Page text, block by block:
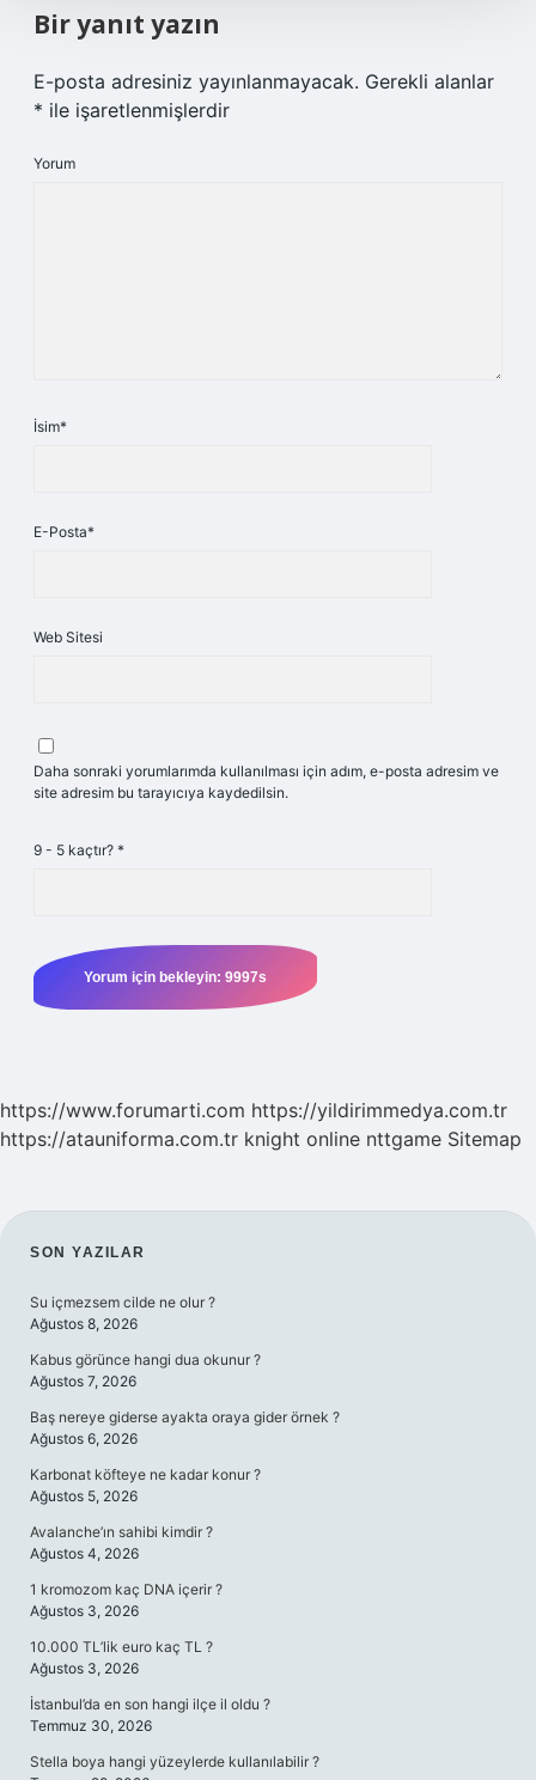
Bir yanıt yazın
E-posta adresiniz yayınlanmayacak. Gerekli alanlar
* ile işaretlenmişlerdir
Yorum
İsim*
E-Posta*
Web Sitesi
Daha sonraki yorumlarımda kullanılması için adım, e-posta adresim ve
site adresim bu tarayıcıya kaydedilsin.
9 - 5 kaçtır? *
https://www.forumarti.com https://yildirimmedya.com.tr
https://atauniforma.com.tr knight online nttgame Sitemap
SIDEBAR
SON YAZILAR
Su içmezsem cilde ne olur ?
Ağustos 8, 2026
Kabus görünce hangi dua okunur ?
Ağustos 7, 2026
Baş nereye giderse ayakta oraya gider örnek ?
Ağustos 6, 2026
Karbonat köfteye ne kadar konur ?
Ağustos 5, 2026
Avalanche’ın sahibi kimdir ?
Ağustos 4, 2026
1 kromozom kaç DNA içerir ?
Ağustos 3, 2026
10.000 TL’lik euro kaç TL ?
Ağustos 3, 2026
İstanbul’da en son hangi ilçe il oldu ?
Temmuz 30, 2026
Stella boya hangi yüzeylerde kullanılabilir ?